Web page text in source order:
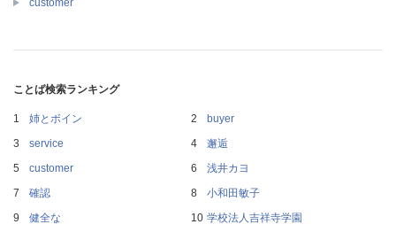
customer
ことば検索ランキング
姉とボイン
buyer
service
邂逅
customer
浅井カヨ
確認
小和田敏子
健全な
学校法人吉祥寺学園